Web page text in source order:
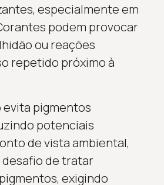
especialmente em
podem provocar
ou reações
repetido próximo à
evita pigmentos
potenciais
de vista ambiental,
de tratar
exigindo